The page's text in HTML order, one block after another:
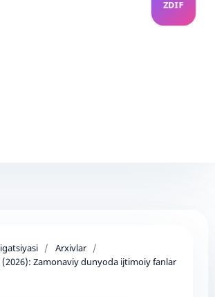
/ Arxivlar /
(2026): Zamonaviy dunyoda ijtimoiy fanlar